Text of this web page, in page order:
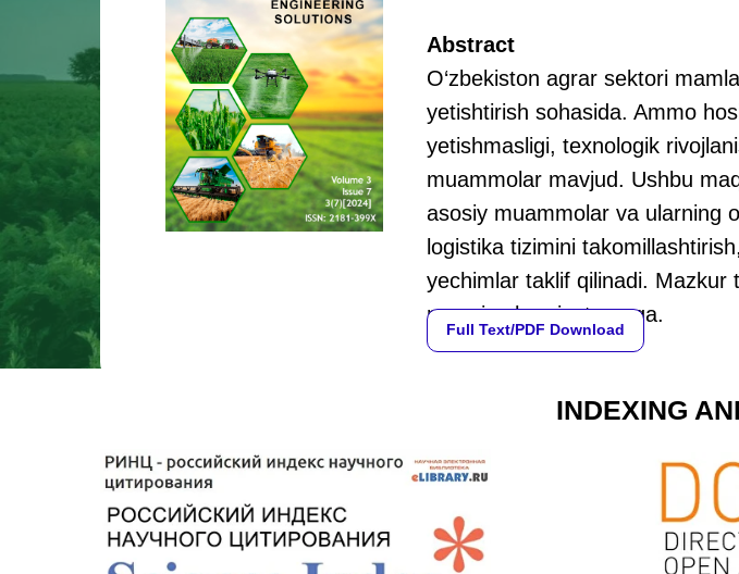
Abstract
O‘zbekiston agrar sektori
yetishtirish sohasida. Ammo
yetishmasligi, texnologik
muammolar mavjud. Ushbu
asosiy muammolar va ularning
logistika tizimini
yechimlar taklif qilinadi.
nazariy ahamiyatga ega.
Full Text/PDF Download
INDEXING